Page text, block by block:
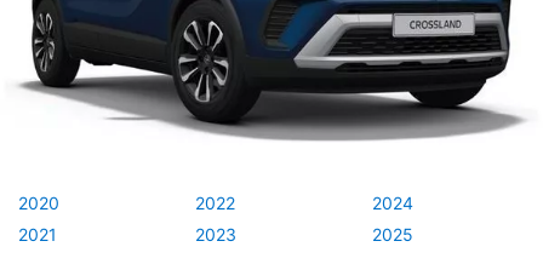
2020
2021
2022
2023
2024
2025